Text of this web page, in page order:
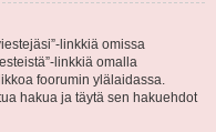
linkkiä omissa
linkkiä omalla
foorumin ylälaidassa.
hakua ja täytä sen hakuehdot